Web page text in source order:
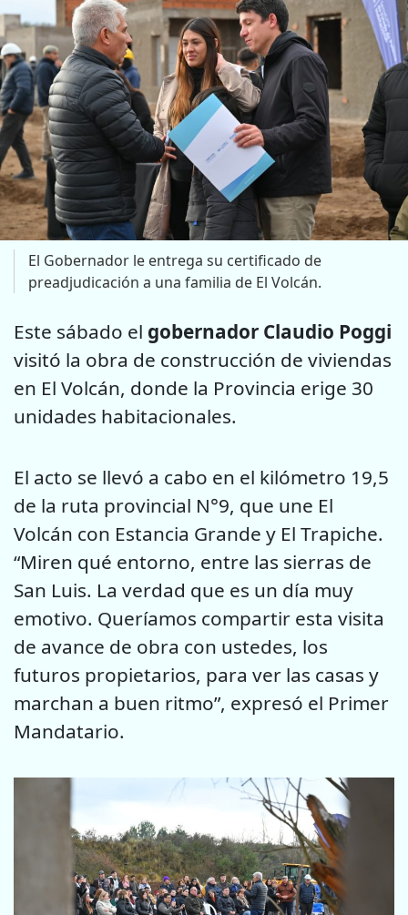
El Gobernador le entrega su certificado de
preadjudicación a una familia de El Volcán.
Este sábado el gobernador Claudio Poggi
visitó la obra de construcción de viviendas
en El Volcán, donde la Provincia erige 30
unidades habitacionales.
El acto se llevó a cabo en el kilómetro 19,5
de la ruta provincial N°9, que une El
Volcán con Estancia Grande y El Trapiche.
“Miren qué entorno, entre las sierras de
San Luis. La verdad que es un día muy
emotivo. Queríamos compartir esta visita
de avance de obra con ustedes, los
futuros propietarios, para ver las casas y
marchan a buen ritmo”, expresó el Primer
Mandatario.